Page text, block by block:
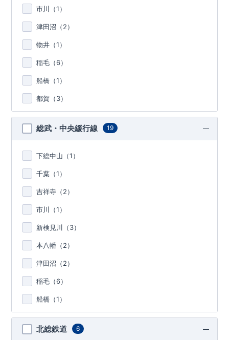
市川（1）
津田沼（2）
物井（1）
稲毛（6）
船橋（1）
都賀（3）
総武・中央緩行線 19
下総中山（1）
千葉（1）
吉祥寺（2）
市川（1）
新検見川（3）
本八幡（2）
津田沼（2）
稲毛（6）
船橋（1）
北総鉄道 6